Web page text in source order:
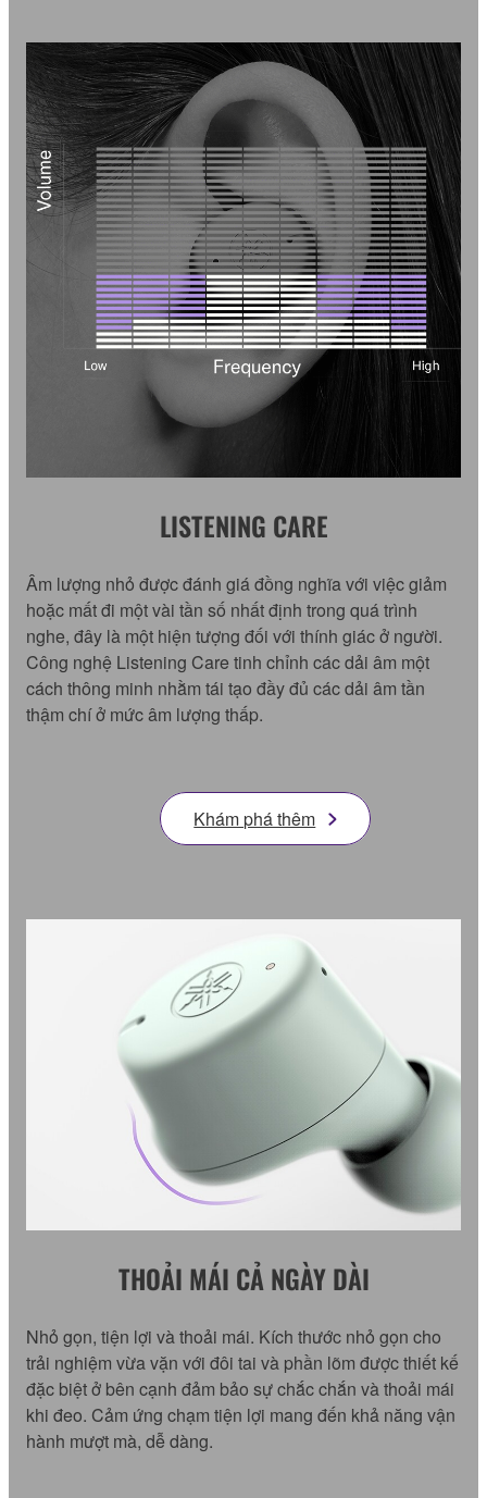
LISTENING CARE
Âm lượng nhỏ được đánh giá đồng nghĩa với việc giảm
hoặc mất đi một vài tần số nhất định trong quá trình
nghe, đây là một hiện tượng đối với thính giác ở người.
Công nghệ Listening Care tinh chỉnh các dải âm một
cách thông minh nhằm tái tạo đầy đủ các dải âm tần
thậm chí ở mức âm lượng thấp.
Khám phá thêm
THOẢI MÁI CẢ NGÀY DÀI
Nhỏ gọn, tiện lợi và thoải mái. Kích thước nhỏ gọn cho
trải nghiệm vừa vặn với đôi tai và phần lõm được thiết kế
đặc biệt ở bên cạnh đảm bảo sự chắc chắn và thoải mái
khi đeo. Cảm ứng chạm tiện lợi mang đến khả năng vận
hành mượt mà, dễ dàng.